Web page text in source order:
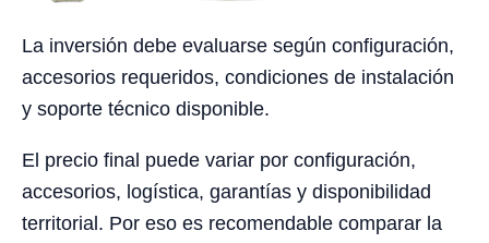
La inversión debe evaluarse según configuración,
accesorios requeridos, condiciones de instalación
y soporte técnico disponible.
El precio final puede variar por configuración,
accesorios, logística, garantías y disponibilidad
territorial. Por eso es recomendable comparar la